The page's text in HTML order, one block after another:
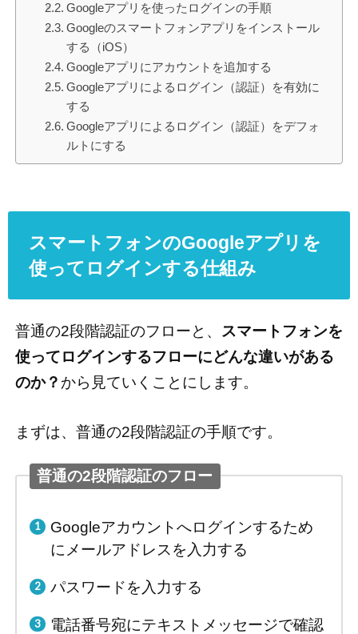
Googleアプリを使ったログインの手順
Googleのスマートフォンアプリをインストール
する（iOS）
Googleアプリにアカウントを追加する
Googleアプリによるログイン（認証）を有効に
する
Googleアプリによるログイン（認証）をデフォ
ルトにする
スマートフォンのGoogleアプリを
使ってログインする仕組み
普通の2段階認証のフローと、
スマートフォンを
使ってログインするフローにどんな違いがある
のか？ から見ていくことにします。
まずは、普通の2段階認証の手順です。
普通の2段階認証のフロー
Googleアカウントへログインするため
にメールアドレスを入力する
パスワードを入力する
電話番号宛にテキストメッセージで確認